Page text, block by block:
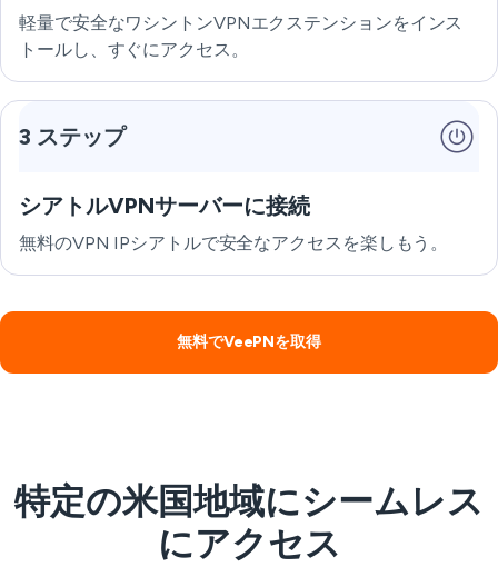
軽量で安全なワシントンVPNエクステンションをインス
トールし、すぐにアクセス。
3 ステップ
シアトルVPNサーバーに接続
無料のVPN IPシアトルで安全なアクセスを楽しもう。
無料でVeePNを取得
特定の米国地域にシームレス
にアクセス